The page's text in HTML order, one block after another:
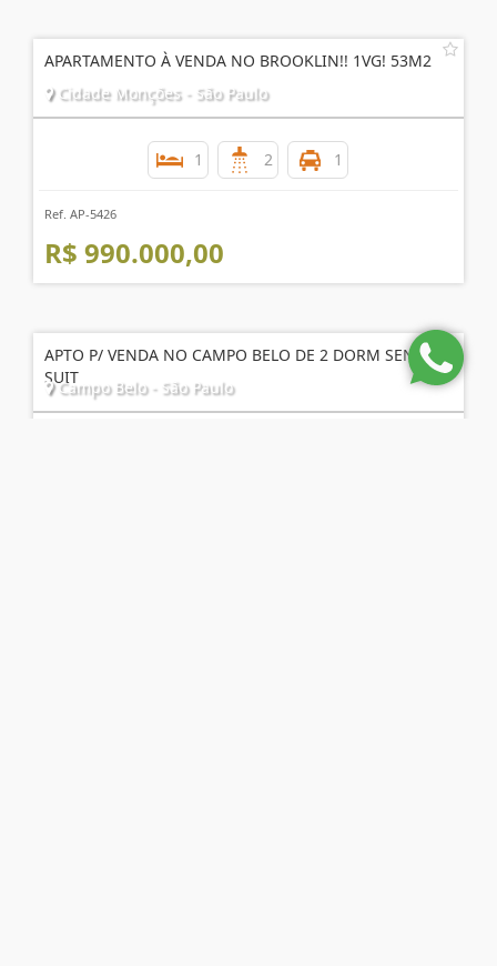
APARTAMENTO À VENDA NO BROOKLIN!! 1VG! 53M2
Cidade Monções - São Paulo
1 2 1
Ref. AP-5426
R$ 990.000,00
APTO P/ VENDA NO CAMPO BELO DE 2 DORM SENDO 1
SUIT
Campo Belo - São Paulo